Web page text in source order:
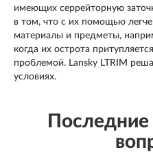
имеющих серрейторную
в том, что с их помощью
материалы и предметы,
когда их острота
проблемой. Lansky LTRIM
условиях.